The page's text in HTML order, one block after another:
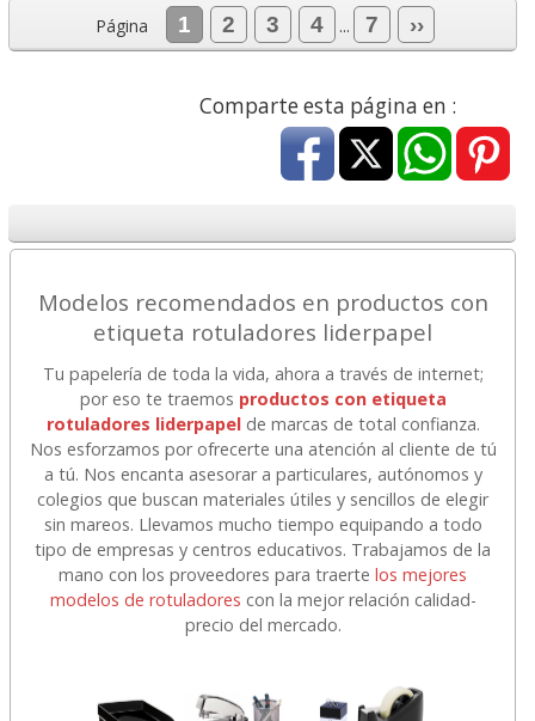
Página 1 2 3 4 ... 7 ››
Comparte esta página en :
Modelos recomendados en productos con
etiqueta rotuladores liderpapel
Tu papelería de toda la vida, ahora a través de internet;
por eso te traemos productos con etiqueta
rotuladores liderpapelde marcas de total confianza.
Nos esforzamos por ofrecerte una atención al cliente de tú
a tú. Nos encanta asesorar a particulares, autónomos y
colegios que buscan materiales útiles y sencillos de elegir
sin mareos. Llevamos mucho tiempo equipando a todo
tipo de empresas y centros educativos. Trabajamos de la
mano con los proveedores para traertelos mejores
modelos de rotuladores con la mejor relación calidad-
precio del mercado.